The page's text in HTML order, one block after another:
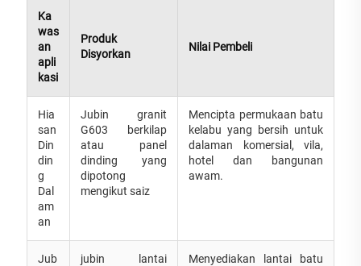
Ka
was
an
apli
kasi
Produk
Disyorkan
Nilai Pembeli
Hia
san
Din
din
g
Dal
am
an
Jubin granit
G603 berkilap
atau panel
dinding yang
dipotong
mengikut saiz
Mencipta permukaan batu
kelabu yang bersih untuk
dalaman komersial, vila,
hotel dan bangunan
awam.
Jub
jubin lantai
Menyediakan lantai batu